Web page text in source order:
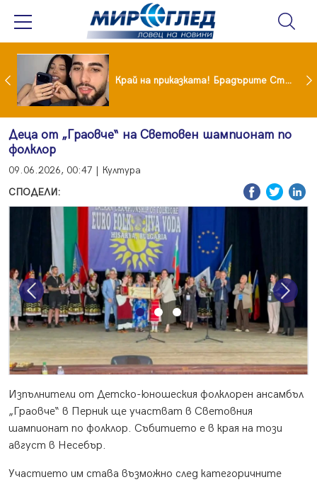
Коцето удари джакпота! Държавата му плаща 95 000 евро Край на приказката! Брадърите Стефан и Сияна се разделиха с гръм и трясък
Деца от „Граовче“ на Световен шампионат по
фолклор
09.06.2026, 00:47 | Култура
СПОДЕЛИ:
Previous Next
Изпълнители от Детско-юношеския фолклорен ансамбъл
„Граовче“ в Перник ще участват в Световния
шампионат по фолклор. Събитието е в края на този
август в Несебър.
Участието им става възможно след категоричните